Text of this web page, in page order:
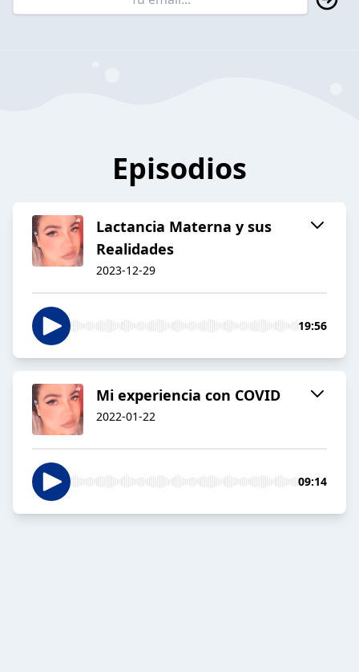
Episodios
Lactancia Materna y sus
Realidades
2023-12-29
19:56
Mi experiencia con COVID
2022-01-22
09:14